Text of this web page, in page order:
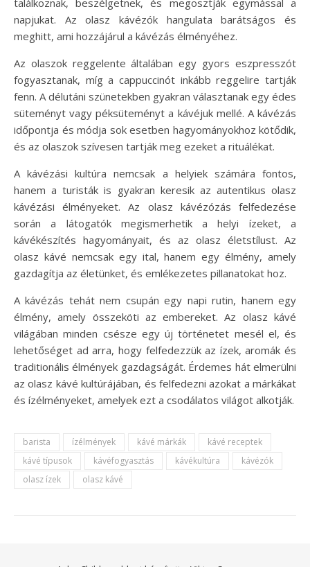
napjukat. Az olasz kávézók hangulata barátságos és
meghitt, ami hozzájárul a kávézás élményéhez.
Az olaszok reggelente általában egy gyors eszpresszót
fogyasztanak, míg a cappuccinót inkább reggelire tartják
fenn. A délutáni szünetekben gyakran választanak egy édes
süteményt vagy péksüteményt a kávéjuk mellé. A kávézás
időpontja és módja sok esetben hagyományokhoz kötődik,
és az olaszok szívesen tartják meg ezeket a rituálékat.
A kávézási kultúra nemcsak a helyiek számára fontos,
hanem a turisták is gyakran keresik az autentikus olasz
kávézási élményeket. Az olasz kávézózás felfedezése
során a látogatók megismerhetik a helyi ízeket, a
kávékészítés hagyományait, és az olasz életstílust. Az
olasz kávé nemcsak egy ital, hanem egy élmény, amely
gazdagítja az életünket, és emlékezetes pillanatokat hoz.
A kávézás tehát nem csupán egy napi rutin, hanem egy
élmény, amely összeköti az embereket. Az olasz kávé
világában minden csésze egy új történetet mesél el, és
lehetőséget ad arra, hogy felfedezzük az ízek, aromák és
traditionális élmények gazdagságát. Érdemes hát elmerülni
az olasz kávé kultúrájában, és felfedezni azokat a márkákat
és ízélményeket, amelyek ezt a csodálatos világot alkotják.
barista ízélmények kávé márkák
kávé receptek
kávé típusok
kávéfogyasztás kávékultúra
kávézók
olasz ízek
olasz kávé